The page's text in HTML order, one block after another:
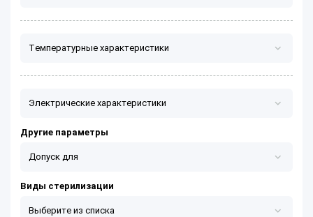
Температурные характеристики
Электрические характеристики
Другие параметры
Допуск для
Допуск для контакта с питьевой водой
Виды стерилизации
Выберите из списка